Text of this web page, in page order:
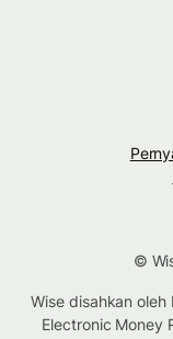
©
Wise disahkan
Electronic Money